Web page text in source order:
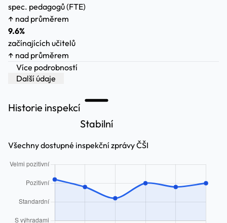
spec. pedagogů (FTE)
↑ nad průměrem
9.6%
začínajících učitelů
↑ nad průměrem
Více podrobností
Další údaje
Historie inspekcí
Stabilní
Všechny dostupné inspekční zprávy ČŠI